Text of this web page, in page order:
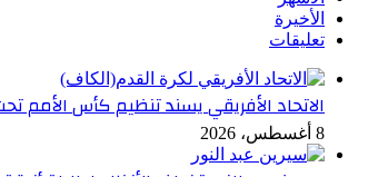
الأخيرة
تعليقات
الاتحاد الأفريقي يسند تنظيم كأس الأمم تحت 23 عامًا 2028 إلى
8 أغسطس، 2026